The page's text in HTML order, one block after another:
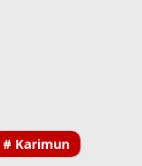
# Karimun